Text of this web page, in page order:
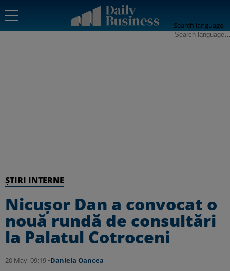
Search language
ȘTIRI INTERNE
Nicușor Dan a convocat o
nouă rundă de consultări
la Palatul Cotroceni
20 May, 09:19 •Daniela Oancea